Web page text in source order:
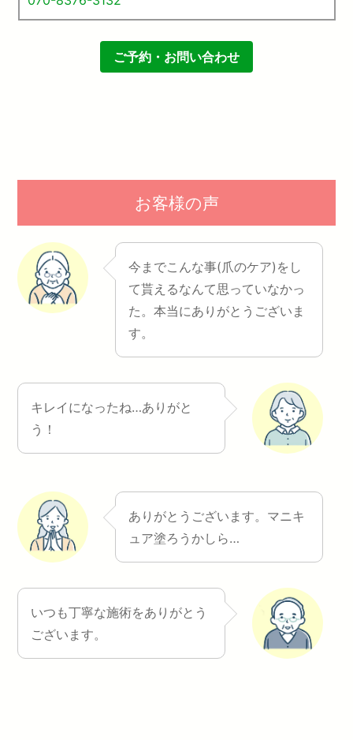
ご予約・お問い合わせ
お客様の声
今までこんな事(爪のケア)をし
て貰えるなんて思っていなかっ
た。本当にありがとうございま
す。
キレイになったね…ありがと
う！
ありがとうございます。マニキ
ュア塗ろうかしら…
いつも丁寧な施術をありがとう
ございます。